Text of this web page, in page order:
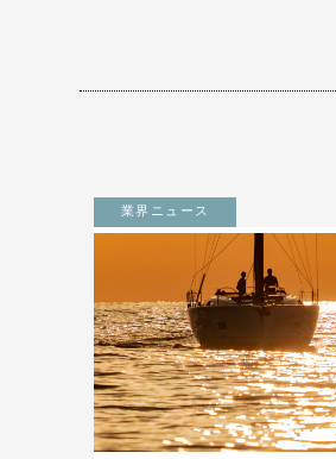
業界ニュース